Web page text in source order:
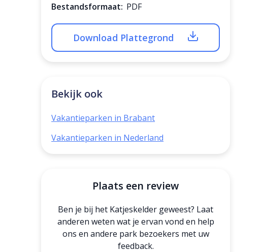
Bestandsformaat: PDF
Download Plattegrond
Bekijk ook
Vakantieparken in Brabant
Vakantieparken in Nederland
Plaats een review
Ben je bij het Katjeskelder geweest? Laat
anderen weten wat je ervan vond en help
ons en andere park bezoekers met uw
feedback.